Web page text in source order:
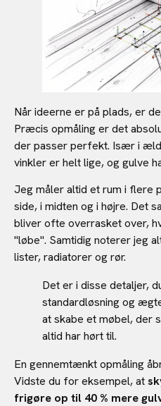
Når ideerne er på plads, er
Præcis opmåling er det
der passer perfekt. Især i
vinkler er helt lige, og gulve
Jeg måler altid et rum i flere
side, i midten og i højre. Det
bliver ofte overrasket over,
"løbe". Samtidig noterer jeg
lister, radiatorer og rør.
Det er i disse detaljer,
standardløsning og
at skabe et møbel, der
altid har hørt til.
En gennemtænkt opmåling
Vidste du for eksempel, at
frigøre op til 40 % mere